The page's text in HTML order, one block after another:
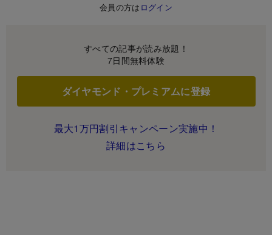
会員の方は ログイン
すべての記事が読み放題！
7日間無料体験
ダイヤモンド・プレミアムに登録
最大1万円割引キャンペーン実施中！
詳細はこちら